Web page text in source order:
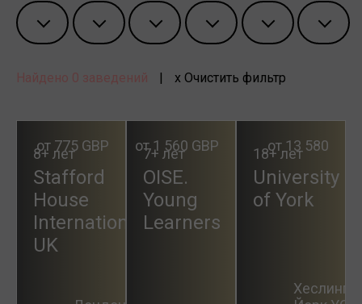
Найдено 0 заведений | x Очистить фильтр
8+ лет
Stafford
House
International.
UK
от 775 GBP 7+ лет
OISE.
Young
Learners
от 1 560 GBP 18+ лет
University
of York
от 13 580